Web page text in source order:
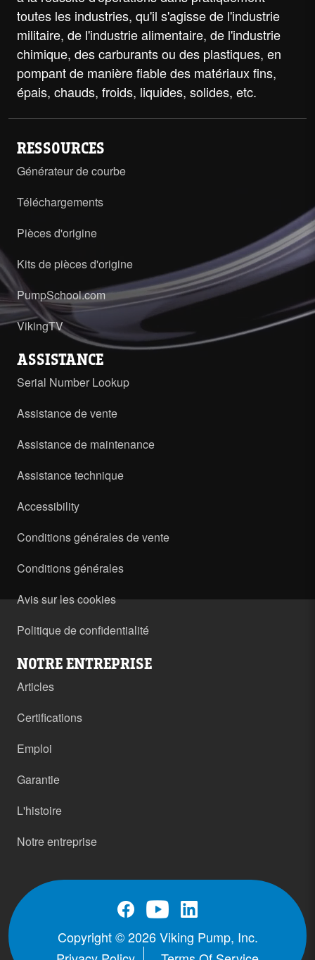
toutes les industries, qu'il s'agisse de l'industrie
militaire, de l'industrie alimentaire, de l'industrie
chimique, des carburants ou des plastiques, en
pompant de manière fiable des matériaux fins,
épais, chauds, froids, liquides, solides, etc.
RESSOURCES
Générateur de courbe
Téléchargements
Pièces d'origine
Kits de pièces d'origine
PumpSchool.com
VikingTV
ASSISTANCE
Serial Number Lookup
Assistance de vente
Assistance de maintenance
Assistance technique
Accessibility
Conditions générales de vente
Conditions générales
Avis sur les cookies
Politique de confidentialité
NOTRE ENTREPRISE
Articles
Certifications
Emploi
Garantie
L'histoire
Notre entreprise
Copyright © 2026 Viking Pump, Inc.